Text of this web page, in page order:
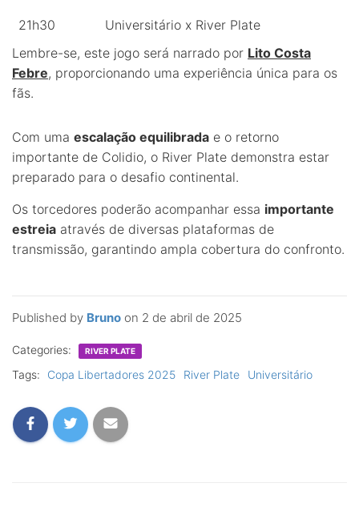
Published by Bruno on 2 de abril de 2025
21h30
Universitário x River Plate
Lembre-se, este jogo será narrado por Lito Costa
Febre, proporcionando uma experiência única para os
fãs.
Com uma escalação equilibrada e o retorno
importante de Colidio, o River Plate demonstra estar
preparado para o desafio continental.
Os torcedores poderão acompanhar essa importante
estreia através de diversas plataformas de
transmissão, garantindo ampla cobertura do confronto.
Categories: RIVER PLATE
Tags: Copa Libertadores 2025 River Plate Universitário